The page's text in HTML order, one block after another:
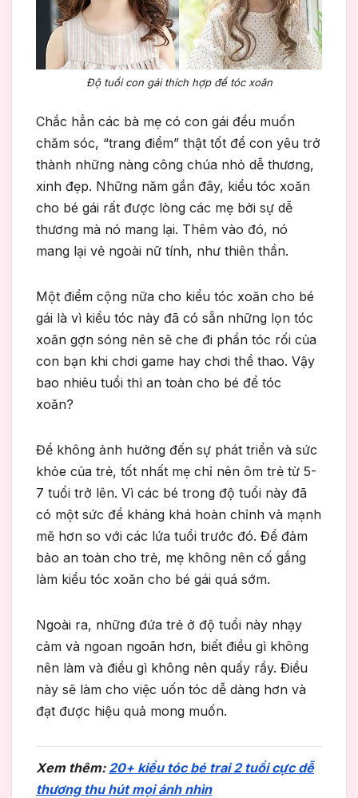
Độ tuổi con gái thích hợp để tóc xoăn
Chắc hẳn các bà mẹ có con gái đều muốn
chăm sóc, “trang điểm” thật tốt để con yêu trở
thành những nàng công chúa nhỏ dễ thương,
xinh đẹp. Những năm gần đây, kiểu tóc xoăn
cho bé gái rất được lòng các mẹ bởi sự dễ
thương mà nó mang lại. Thêm vào đó, nó
mang lại vẻ ngoài nữ tính, như thiên thần.
Một điểm cộng nữa cho kiểu tóc xoăn cho bé
gái là vì kiểu tóc này đã có sẵn những lọn tóc
xoăn gợn sóng nên sẽ che đi phần tóc rối của
con bạn khi chơi game hay chơi thể thao. Vậy
bao nhiêu tuổi thì an toàn cho bé để tóc
xoăn?
Để không ảnh hưởng đến sự phát triển và sức
khỏe của trẻ, tốt nhất mẹ chỉ nên ôm trẻ từ 5-
7 tuổi trở lên. Vì các bé trong độ tuổi này đã
có một sức đề kháng khá hoàn chỉnh và mạnh
mẽ hơn so với các lứa tuổi trước đó. Để đảm
bảo an toàn cho trẻ, mẹ không nên cố gắng
làm kiểu tóc xoăn cho bé gái quá sớm.
Ngoài ra, những đứa trẻ ở độ tuổi này nhạy
cảm và ngoan ngoãn hơn, biết điều gì không
nên làm và điều gì không nên quấy rầy. Điều
này sẽ làm cho việc uốn tóc dễ dàng hơn và
đạt được hiệu quả mong muốn.
Xem thêm: 20+ kiểu tóc bé trai 2 tuổi cực dễ
thương thu hút mọi ánh nhìn